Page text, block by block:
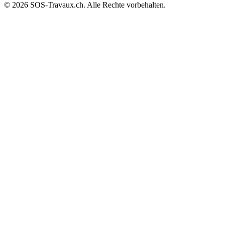
© 2026 SOS-Travaux.ch. Alle Rechte vorbehalten.